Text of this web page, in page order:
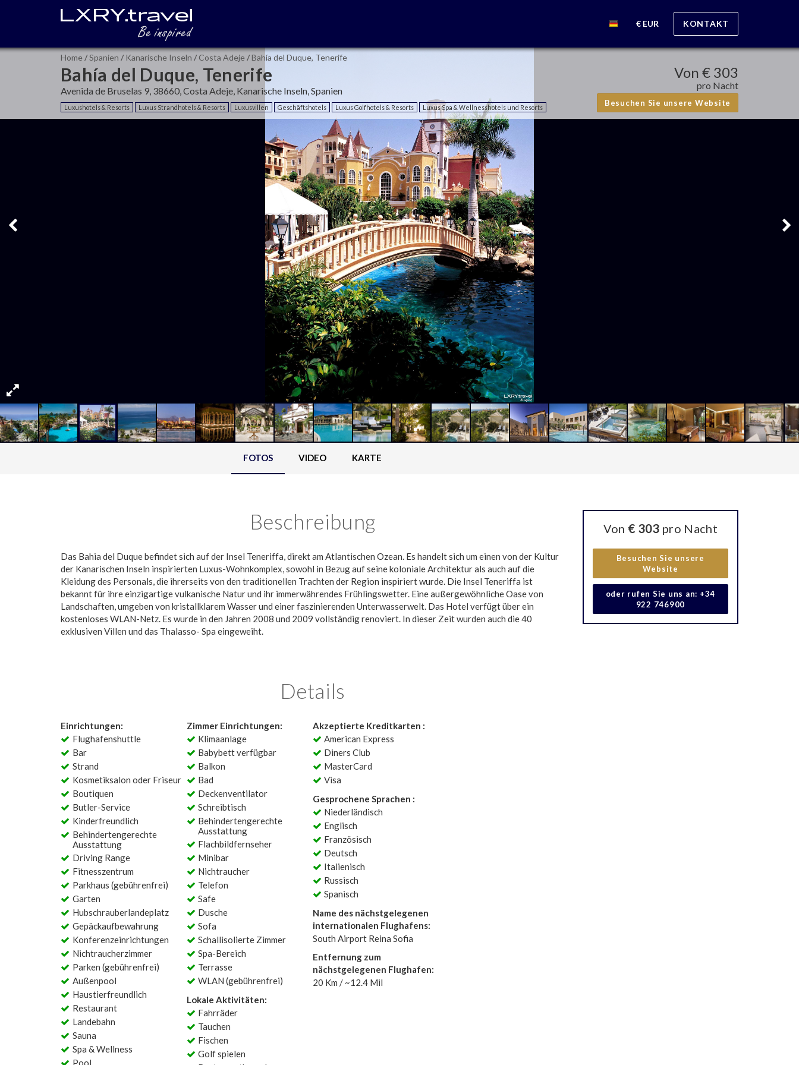
€ EUR KONTAKT
Home /Spanien / Kanarische Inseln / Costa Adeje / Bahía del Duque, Tenerife
Bahía del Duque, Tenerife
Avenida de Bruselas 9, 38660, Costa Adeje, Kanarische Inseln, Spanien
Luxushotels & Resorts Luxus Strandhotels & Resorts Luxusvillen Geschäftshotels Luxus Golfhotels & Resorts Luxus Spa & Wellnesshotels und Resorts
Von € 303
pro Nacht
Besuchen Sie unsere Website
FOTOS VIDEO KARTE
Von € 303 pro Nacht
Besuchen Sie unsere
Website
oder rufen Sie uns an: +34
922 746900
Beschreibung
Das Bahia del Duque befindet sich auf der Insel Teneriffa, direkt am Atlantischen Ozean. Es handelt sich um einen von der Kultur
der Kanarischen Inseln inspirierten Luxus-Wohnkomplex, sowohl in Bezug auf seine koloniale Architektur als auch auf die
Kleidung des Personals, die ihrerseits von den traditionellen Trachten der Region inspiriert wurde. Die Insel Teneriffa ist
bekannt für ihre einzigartige vulkanische Natur und ihr immerwährendes Frühlingswetter. Eine außergewöhnliche Oase von
Landschaften, umgeben von kristallklarem Wasser und einer faszinierenden Unterwasserwelt. Das Hotel verfügt über ein
kostenloses WLAN-Netz. Es wurde in den Jahren 2008 und 2009 vollständig renoviert. In dieser Zeit wurden auch die 40
exklusiven Villen und das Thalasso- Spa eingeweiht.
Details
Einrichtungen:
Flughafenshuttle
Bar
Strand
Kosmetiksalon oder Friseur
Boutiquen
Butler-Service
Kinderfreundlich
Behindertengerechte
Ausstattung
Driving Range
Fitnesszentrum
Parkhaus (gebührenfrei)
Garten
Hubschrauberlandeplatz
Gepäckaufbewahrung
Konferenzeinrichtungen
Nichtraucherzimmer
Parken (gebührenfrei)
Außenpool
Haustierfreundlich
Restaurant
Landebahn
Sauna
Spa & Wellness
Pool
Zimmer Einrichtungen:
Klimaanlage
Babybett verfügbar
Balkon
Bad
Deckenventilator
Schreibtisch
Behindertengerechte
Ausstattung
Flachbildfernseher
Minibar
Nichtraucher
Telefon
Safe
Dusche
Sofa
Schallisolierte Zimmer
Spa-Bereich
Terrasse
WLAN (gebührenfrei)
Lokale Aktivitäten:
Fahrräder
Tauchen
Fischen
Golf spielen
Akzeptierte Kreditkarten :
American Express
Diners Club
MasterCard
Visa
Gesprochene Sprachen :
Niederländisch
Englisch
Französisch
Deutsch
Italienisch
Russisch
Spanisch
Name des nächstgelegenen
internationalen Flughafens:
South Airport Reina Sofia
Entfernung zum
nächstgelegenen Flughafen:
20 Km / ~12.4 Mil